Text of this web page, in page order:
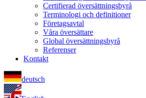
Certifierad översättningsbyrå
Terminologi och definitioner
Företagsavtal
Våra översättare
Global översättningsbyrå
Referenser
Kontakt
deutsch